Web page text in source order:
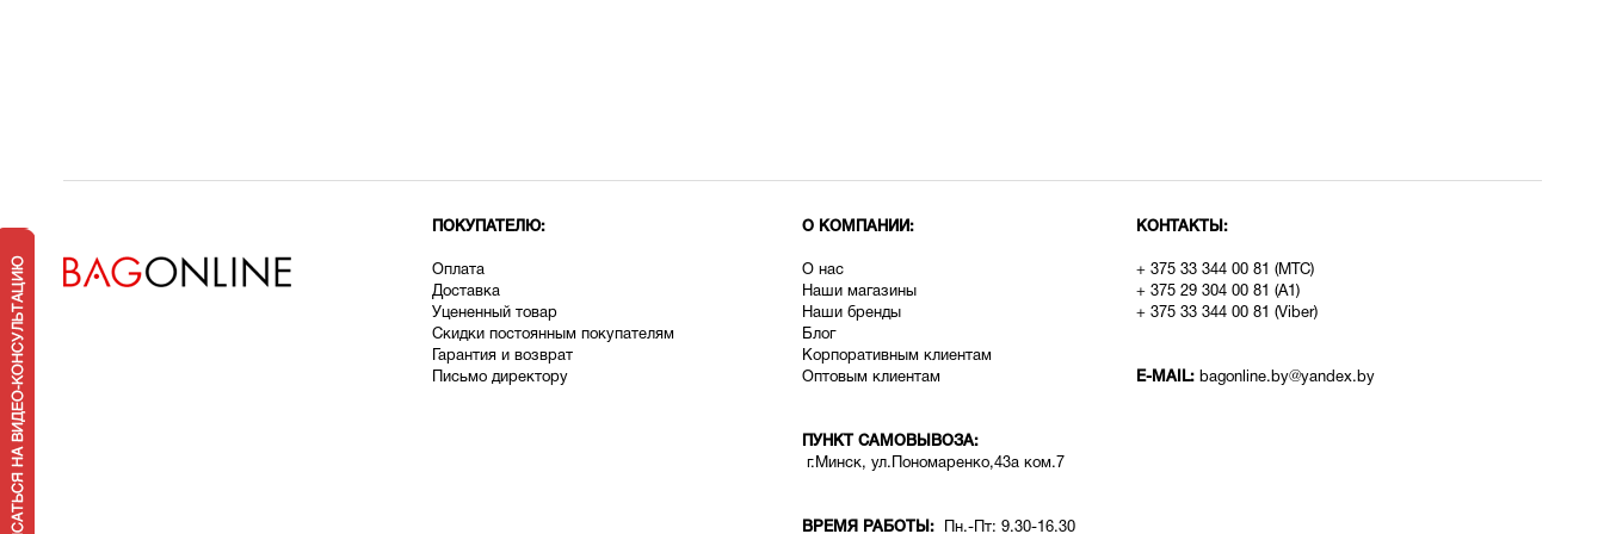
ПОКУПАТЕЛЮ:
Оплата
Доставка
Уцененный товар
Скидки постоянным покупателям
Гарантия и возврат
Письмо директору
О КОМПАНИИ:
О нас
Наши магазины
Наши бренды
Блог
Корпоративным клиентам
Оптовым клиентам
ПУНКТ САМОВЫВОЗА:
г.Минск, ул.Пономаренко,43а ком.7
ВРЕМЯ РАБОТЫ: Пн.-Пт: 9.30-16.30
КОНТАКТЫ:
+ 375 33 344 00 81 (МТС)
+ 375 29 304 00 81 (A1)
+ 375 33 344 00 81 (Viber)
E-MAIL: bagonline.by@yandex.by